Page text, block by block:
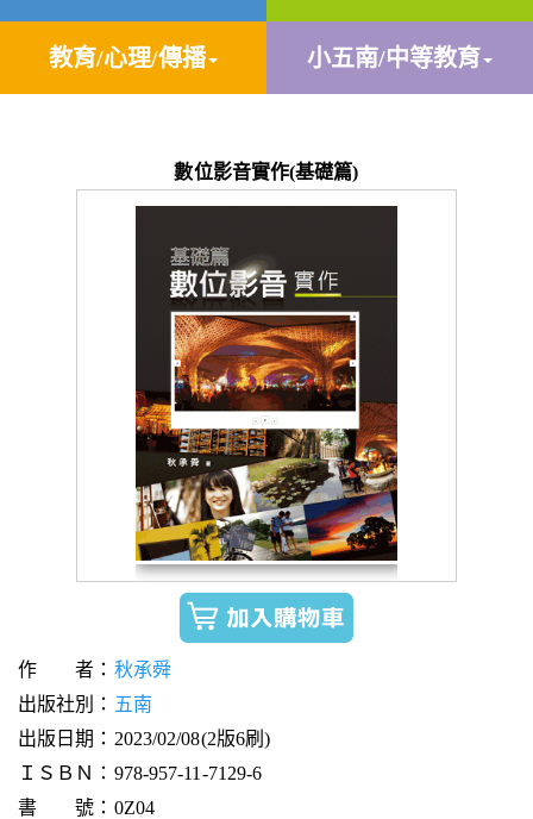
教育/心理/傳播 小五南/中等教育
數位影音實作(基礎篇)
作 者： 秋承舜
出版社別： 五南
出版日期：2023/02/08(2版6刷)
ＩＳＢＮ：978-957-11-7129-6
書 號：0Z04